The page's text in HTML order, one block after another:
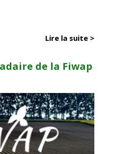
Lire la suite >
de la Fiwap